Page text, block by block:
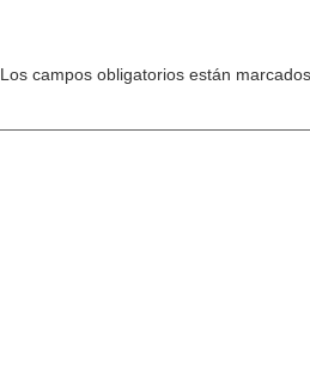
Los campos obligatorios están